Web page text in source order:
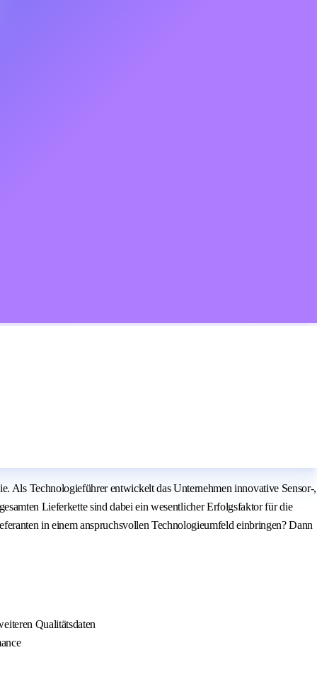
Technologieführer entwickelt das Unternehmen innovative Sensor-,
Lieferkette sind dabei ein wesentlicher Erfolgsfaktor für die
in einem anspruchsvollen Technologieumfeld einbringen? Dann
Qualitätsdaten